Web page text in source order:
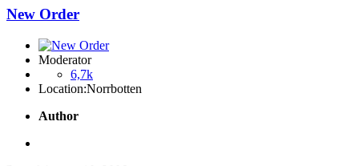
New Order
Moderator
6,7k
Location:Norrbotten
Author